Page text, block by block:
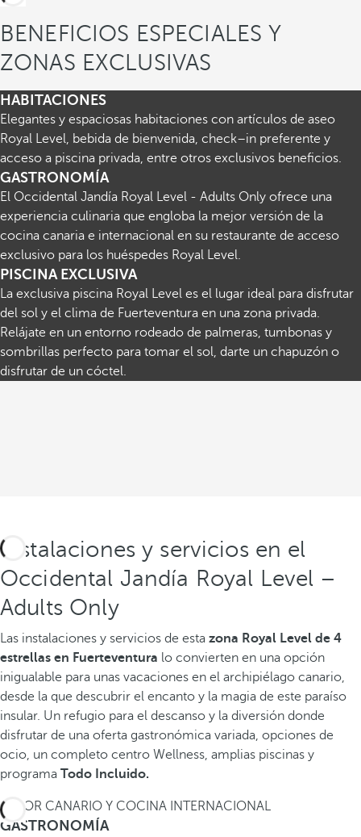
BENEFICIOS ESPECIALES Y
ZONAS EXCLUSIVAS
HABITACIONES
Elegantes y espaciosas habitaciones con artículos de aseo
Royal Level, bebida de bienvenida, check–in preferente y
acceso a piscina privada, entre otros exclusivos beneficios.
GASTRONOMÍA
El Occidental Jandía Royal Level - Adults Only ofrece una
experiencia culinaria que engloba la mejor versión de la
cocina canaria e internacional en su restaurante de acceso
exclusivo para los huéspedes Royal Level.
PISCINA EXCLUSIVA
La exclusiva piscina Royal Level es el lugar ideal para disfrutar
del sol y el clima de Fuerteventura en una zona privada.
Relájate en un entorno rodeado de palmeras, tumbonas y
sombrillas perfecto para tomar el sol, darte un chapuzón o
disfrutar de un cóctel.
Instalaciones y servicios en el
Occidental Jandía Royal Level –
Adults Only
Las instalaciones y servicios de esta zona Royal Level de 4
estrellas en Fuerteventura lo convierten en una opción
inigualable para unas vacaciones en el archipiélago canario,
desde la que descubrir el encanto y la magia de este paraíso
insular. Un refugio para el descanso y la diversión donde
disfrutar de una oferta gastronómica variada, opciones de
ocio, un completo centro Wellness, amplias piscinas y
programa Todo Incluido.
SABOR CANARIO Y COCINA INTERNACIONAL
GASTRONOMÍA